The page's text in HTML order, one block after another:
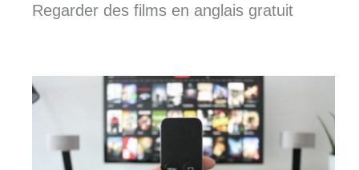
Regarder des films en anglais gratuit